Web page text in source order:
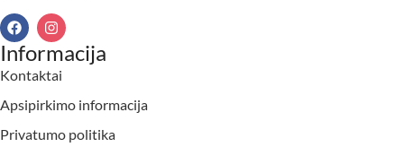
Informacija
Kontaktai
Apsipirkimo informacija
Privatumo politika